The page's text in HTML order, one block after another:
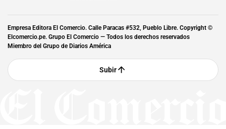
Empresa Editora El Comercio. Calle Paracas #532, Pueblo Libre. Copyright ©
Elcomercio.pe. Grupo El Comercio — Todos los derechos reservados
Miembro del Grupo de Diarios América
Subir